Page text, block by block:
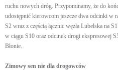
ruchu nowych dróg. Przypominamy, że do
udostępnić kierowcom jeszcze dwa odcinki w
S2 wraz z częścią łącznic węzła Lubelska na
w ciągu S10 oraz odcinek drogi ekspresowej
Błonie.
Zimowy sen nie dla drogowców